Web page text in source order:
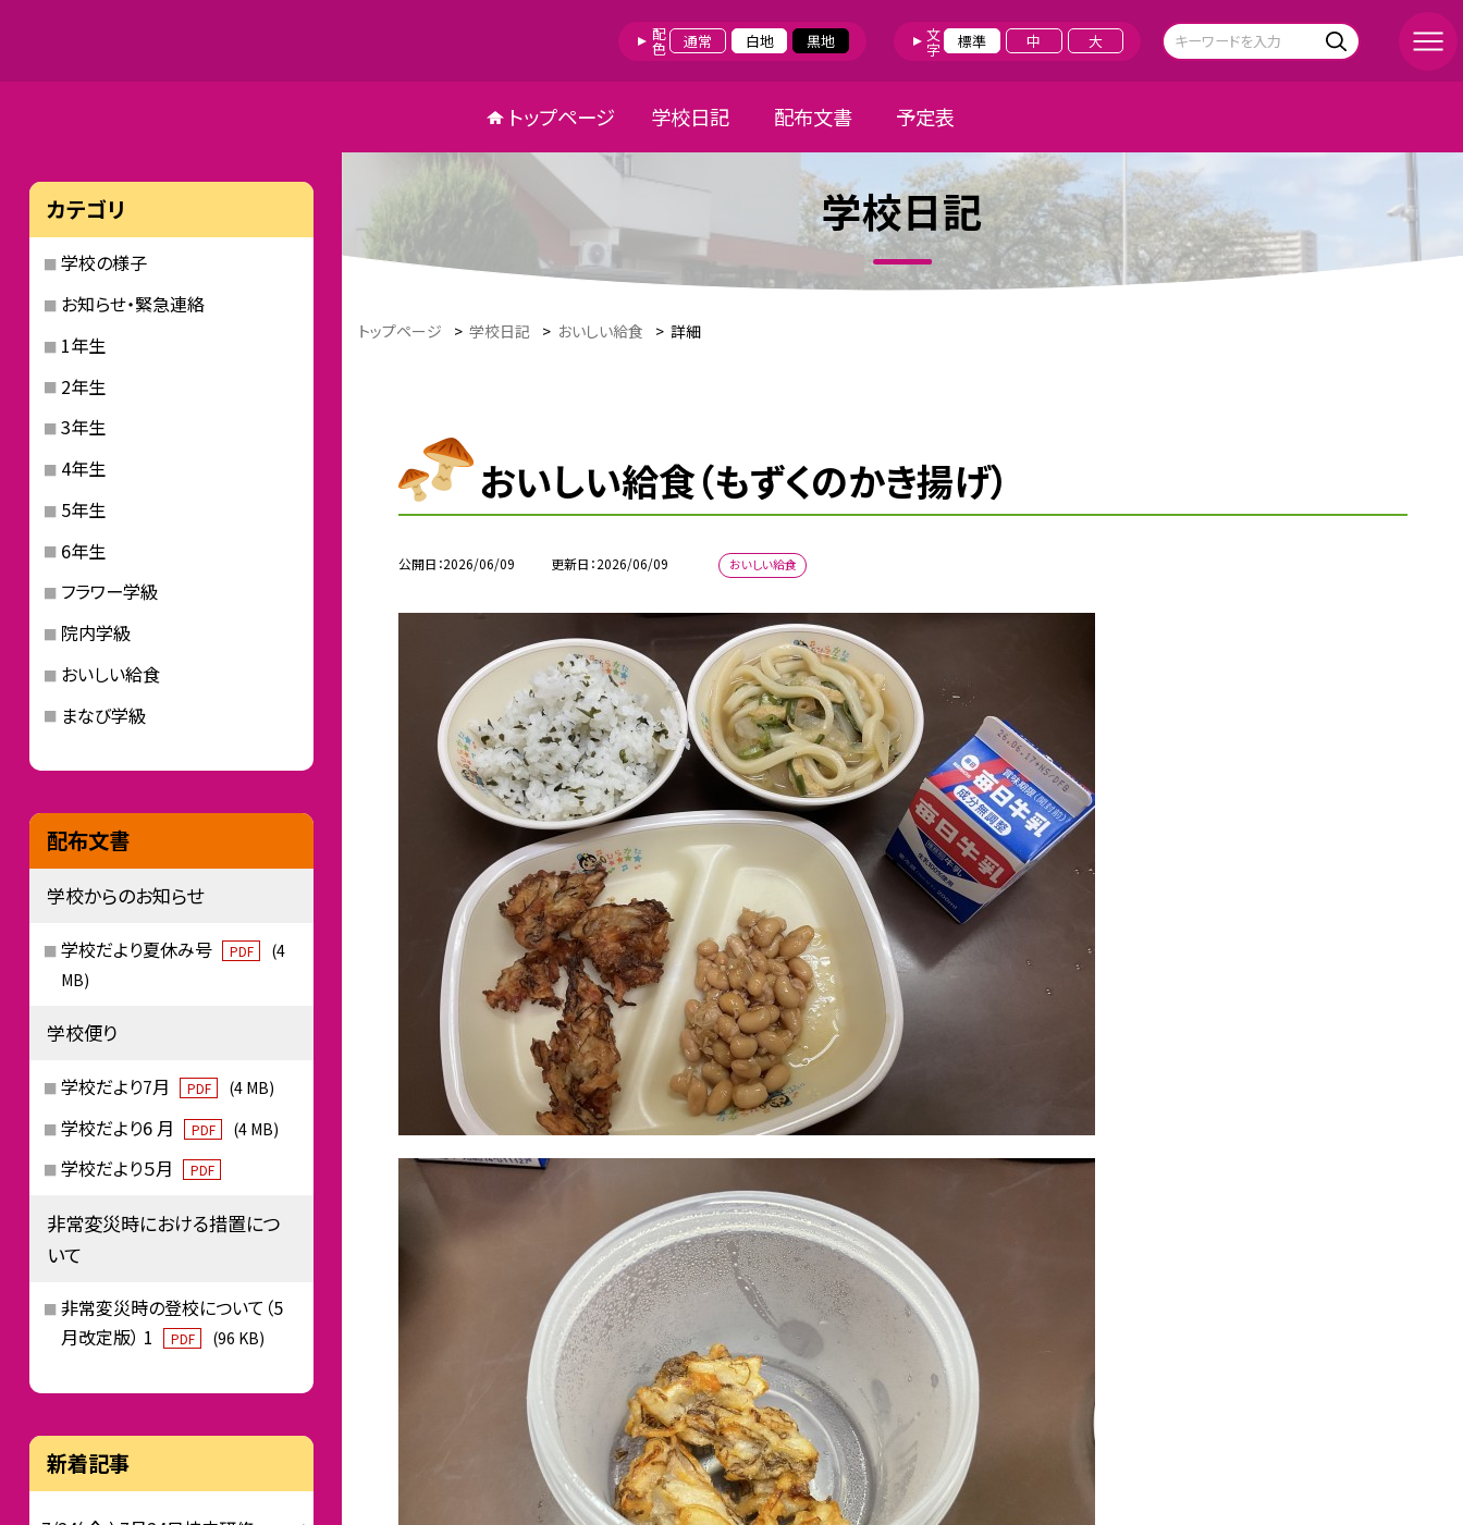
配色 通常 白地 黒地 文字 標準 中 大
トップページ 学校日記 配布文書 予定表
学校日記
トップページ > 学校日記 > おいしい給食 > 詳細
おいしい給食（もずくのかき揚げ）
公開日 2026/06/09 更新日 2026/06/09 おいしい給食
カテゴリ
学校の様子
お知らせ・緊急連絡
1年生
2年生
3年生
4年生
5年生
6年生
フラワー学級
院内学級
おいしい給食
まなび学級
配布文書
学校からのお知らせ
学校だより夏休み号 PDF
(4
MB)
学校便り
学校だより7月 PDF (4 MB)
学校だより6 月 PDF (4 MB)
学校だより５月 PDF
非常変災時における措置につ
いて
非常変災時の登校について（5
月改定版） 1
PDF (96 KB)
新着記事